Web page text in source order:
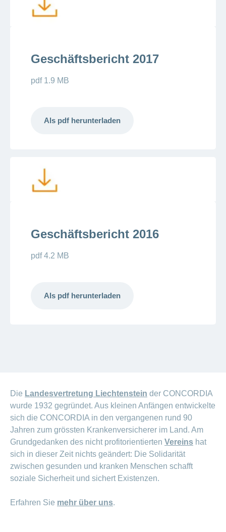
Geschäftsbericht 2017
pdf 1.9 MB
Als pdf herunterladen
Geschäftsbericht 2016
pdf 4.2 MB
Als pdf herunterladen
Die Landesvertretung Liechtenstein der CONCORDIA
wurde 1932 gegründet. Aus kleinen Anfängen entwickelte
sich die CONCORDIA in den vergangenen rund 90
Jahren zum grössten Krankenversicherer im Land. Am
Grundgedanken des nicht profitorientierten Vereins hat
sich in dieser Zeit nichts geändert: Die Solidarität
zwischen gesunden und kranken Menschen schafft
soziale Sicherheit und sichert Existenzen.
Erfahren Sie mehr über uns.